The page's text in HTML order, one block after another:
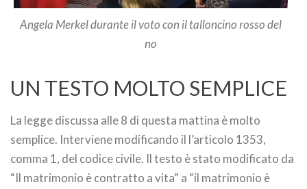
Angela Merkel durante il voto con il talloncino rosso del
no
UN TESTO MOLTO SEMPLICE
La legge discussa alle 8 di questa mattina è molto
semplice. Interviene modificando il l’articolo 1353,
comma 1, del codice civile. Il testo è stato modificato da
“Il matrimonio è contratto a vita” a “il matrimonio è